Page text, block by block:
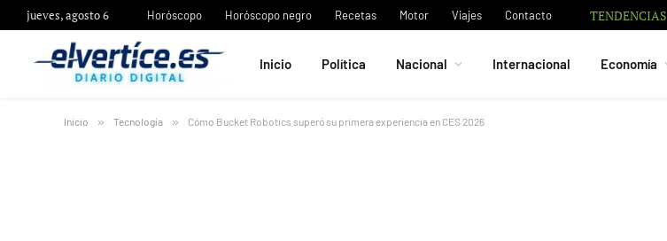
jueves, agosto 6 Horóscopo Horóscopo negro Recetas Motor Viajes Contacto TENDENCIAS
Inicio Política Nacional Internacional Economía
Inicio » Tecnología » Cómo Bucket Robotics superó su primera experiencia en CES 2026